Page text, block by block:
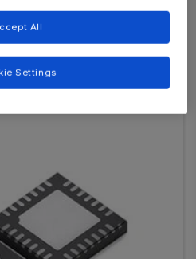
Intensity Modes
All
Settings